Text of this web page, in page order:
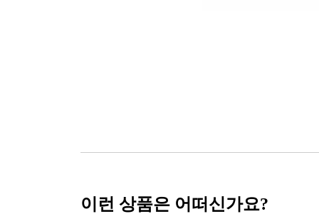
이런 상품은 어떠신가요?